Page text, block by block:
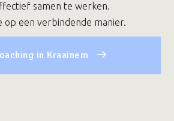
samen te werken.
op een verbindende manier.
in Kraainem